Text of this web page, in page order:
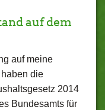
auf dem
auf meine
die
2014
Bundesamts für